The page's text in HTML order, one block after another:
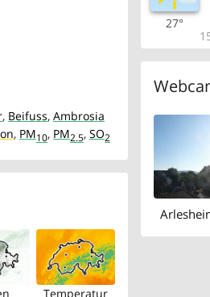
, Beifuss, Ambrosia
, PM10, PM2.5, SO2
Temperatur
27°